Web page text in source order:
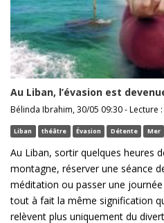
Au Liban, l’évasion est
Bélinda Ibrahim, 30/05 09:30 - Lecture
Liban théâtre Évasion Détente Mer
Au Liban, sortir quelques heures
montagne, réserver une séance
méditation ou passer une journée
tout à fait la même signification
relèvent plus uniquement du